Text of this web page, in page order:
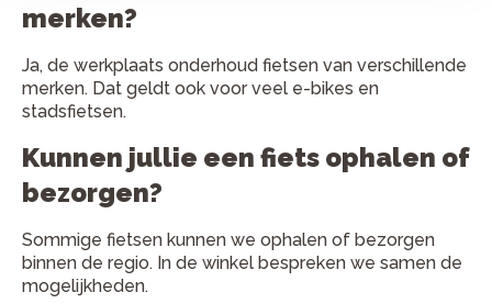
merken?
Ja, de werkplaats onderhoud fietsen van verschillende
merken. Dat geldt ook voor veel e-bikes en
stadsfietsen.
Kunnen jullie een fiets ophalen of
bezorgen?
Sommige fietsen kunnen we ophalen of bezorgen
binnen de regio. In de winkel bespreken we samen de
mogelijkheden.